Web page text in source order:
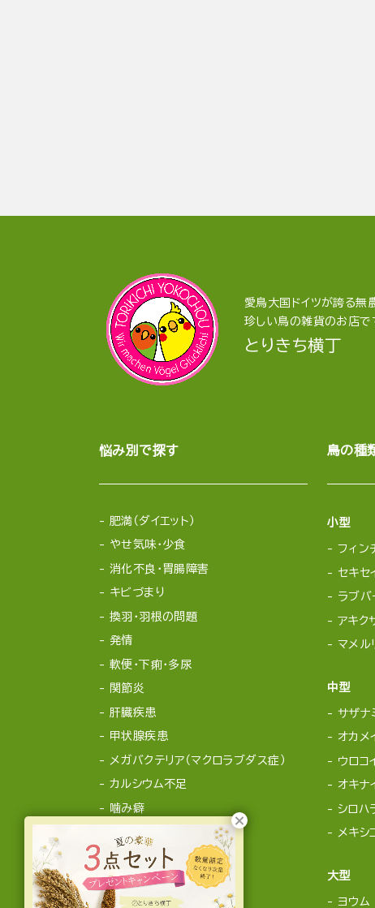
愛鳥大国ドイツが誇る無
珍しい鳥の雑貨のお店で
とりきち横丁
悩み別で探す
肥満（ダイエット）
やせ気味・少食
消化不良・胃腸障害
キビづまり
換羽・羽根の問題
発情
軟便・下痢・多尿
関節炎
肝臓疾患
甲状腺疾患
メガバクテリア（マクロラブダス症）
カルシウム不足
噛み癖
鳥の種
小型
フィン
セキセ
ラブバ
アキク
マメル
中型
サザナ
オカメ
ウロコ
オキナ
シロハ
メキシ
大型
ヨウム